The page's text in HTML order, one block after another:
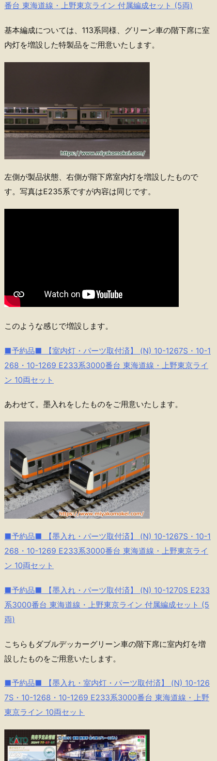
番台 東海道線・上野東京ライン 付属編成セット (5両)
基本編成については、113系同様、グリーン車の階下席に室
内灯を増設した特製品をご用意いたします。
左側が製品状態、右側が階下席室内灯を増設したもので
す。写真はE235系ですが内容は同じです。
このような感じで増設します。
■予約品■ 【室内灯・パーツ取付済】 (N) 10-1267S・10-1
268・10-1269 E233系3000番台 東海道線・上野東京ライ
ン 10両セット
あわせて。墨入れをしたものをご用意いたします。
■予約品■ 【墨入れ・パーツ取付済】 (N) 10-1267S・10-1
268・10-1269 E233系3000番台 東海道線・上野東京ライ
ン 10両セット
■予約品■ 【墨入れ・パーツ取付済】 (N) 10-1270S E233
系3000番台 東海道線・上野東京ライン 付属編成セット (5
両)
こちらもダブルデッカーグリーン車の階下席に室内灯を増
設したものをご用意いたします。
■予約品■ 【墨入れ・室内灯・パーツ取付済】 (N) 10-126
7S・10-1268・10-1269 E233系3000番台 東海道線・上野
東京ライン 10両セット